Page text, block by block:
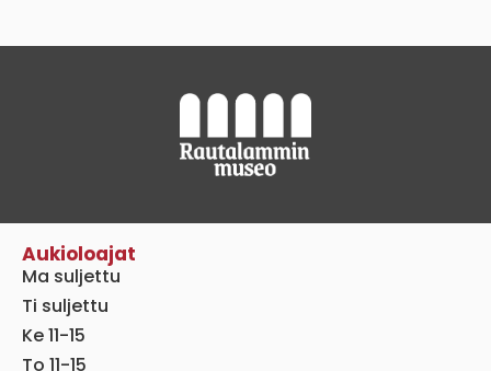
Aukioloajat
Ma suljettu
Ti suljettu
Ke 11-15
To 11-15